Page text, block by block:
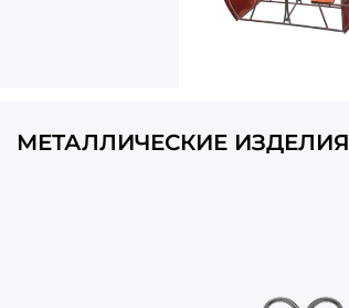
МЕТАЛЛИЧЕСКИЕ ИЗДЕЛИЯ